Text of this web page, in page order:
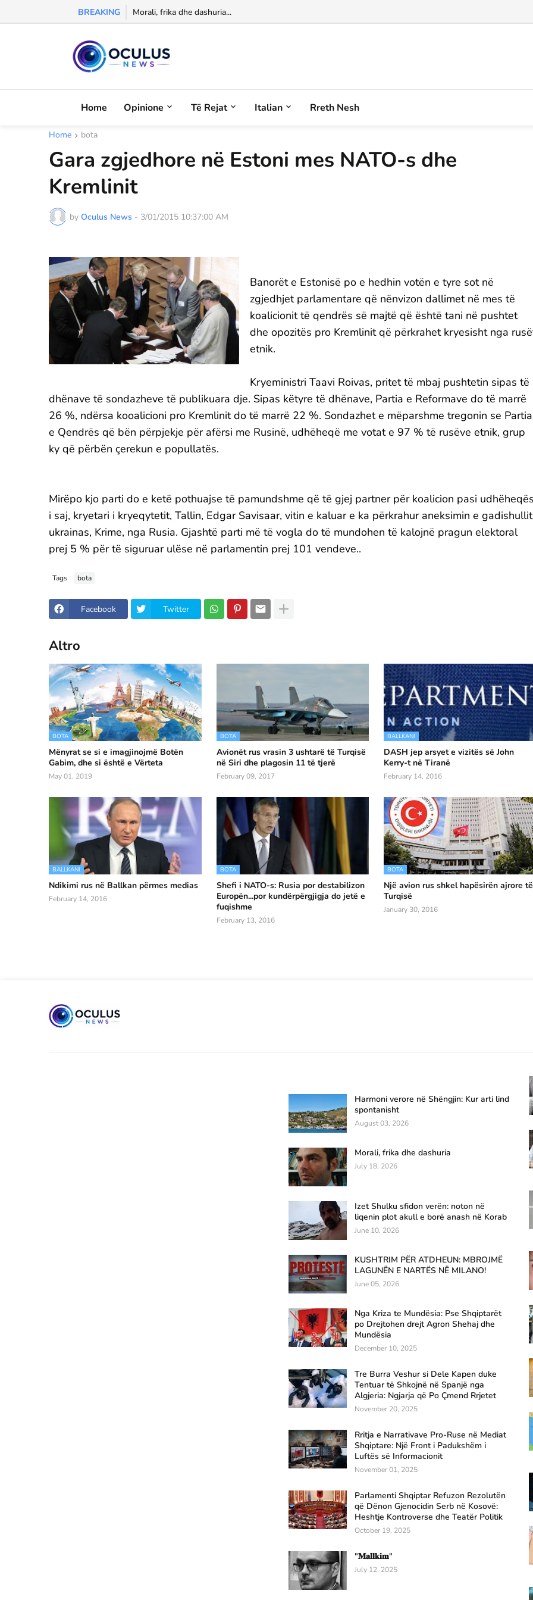
BREAKING Morali, frika dhe dashuria...
Home Opinione Të Rejat Italian Rreth Nesh
Home bota
Gara zgjedhore në Estoni mes NATO-s dhe
Kremlinit
by Oculus News - 3/01/2015 10:37:00 AM
Banorët e Estonisë po e hedhin votën e tyre sot në
zgjedhjet parlamentare që nënvizon dallimet në mes të
koalicionit të qendrës së majtë që është tani në pushtet
dhe opozitës pro Kremlinit që përkrahet kryesisht nga
etnik.
Kryeministri Taavi Roivas, pritet të mbaj pushtetin sipas të
dhënave të sondazheve të publikuara dje. Sipas këtyre të dhënave, Partia e Reformave do të marrë
26 %, ndërsa kooalicioni pro Kremlinit do të marrë 22 %. Sondazhet e mëparshme tregonin se Partia
e Qendrës që bën përpjekje për afërsi me Rusinë, udhëheqë me votat e 97 % të rusëve etnik, grup
ky që përbën çerekun e popullatës.
Mirëpo kjo parti do e ketë pothuajse të pamundshme që të gjej partner për koalicion pasi
i saj, kryetari i kryeqytetit, Tallin, Edgar Savisaar, vitin e kaluar e ka përkrahur aneksimin e gadishullit
ukrainas, Krime, nga Rusia. Gjashtë parti më të vogla do të mundohen të kalojnë pragun elektoral
prej 5 % për të siguruar ulëse në parlamentin prej 101 vendeve..
Tags bota
Facebook Twitter
Altro
BOTA
Mënyrat se si e imagjinojmë Botën
Gabim, dhe si është e Vërteta
May 01, 2019
BOTA
Avionët rus vrasin 3 ushtarë të Turqisë
në Siri dhe plagosin 11 të tjerë
February 09, 2017
BALLKANI
DASH jep arsyet e vizitës së John
Kerry-t në Tiranë
February 14, 2016
BALLKANI
Ndikimi rus në Ballkan përmes medias
February 14, 2016
BOTA
Shefi i NATO-s: Rusia por destabilizon
Europën...por kundërpërgjigja do jetë e
fuqishme
February 13, 2016
BOTA
Një avion rus shkel hapësirën ajrore të
Turqisë
January 30, 2016
Harmoni verore në Shëngjin: Kur arti lind
spontanisht
August 03, 2026
Morali, frika dhe dashuria
July 18, 2026
Izet Shulku sfidon verën: noton në
liqenin plot akull e borë anash në Korab
June 10, 2026
KUSHTRIM PËR ATDHEUN: MBROJMË
LAGUNËN E NARTËS NË MILANO!
June 05, 2026
Nga Kriza te Mundësia: Pse Shqiptarët
po Drejtohen drejt Agron Shehaj dhe
Mundësia
December 10, 2025
Tre Burra Veshur si Dele Kapen duke
Tentuar të Shkojnë në Spanjë nga
Algjeria: Ngjarja që Po Çmend Rrjetet
November 20, 2025
Rritja e Narrativave Pro-Ruse në Mediat
Shqiptare: Një Front i Padukshëm i
Luftës së Informacionit
November 01, 2025
Parlamenti Shqiptar Refuzon Rezolutën
që Dënon Gjenocidin Serb në Kosovë:
Heshtje Kontroverse dhe Teatër Politik
October 19, 2025
"𝐌𝐚𝐥𝐥𝐤𝐢𝐦"
July 12, 2025